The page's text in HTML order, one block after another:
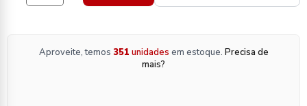
Aproveite, temos 351 unidades em estoque. Precisa de
mais?